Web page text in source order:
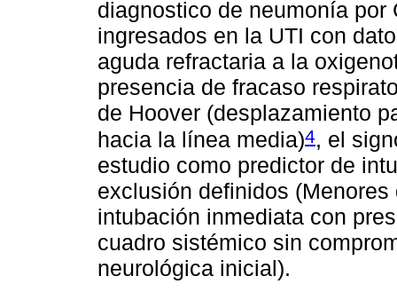
diagnostico de neumonía por
ingresados en la UTI con
aguda refractaria a la
presencia de fracaso
de Hoover (desplazamiento
hacia la línea media)4, el
estudio como predictor de
exclusión definidos
intubación inmediata con
cuadro sistémico sin
neurológica inicial).